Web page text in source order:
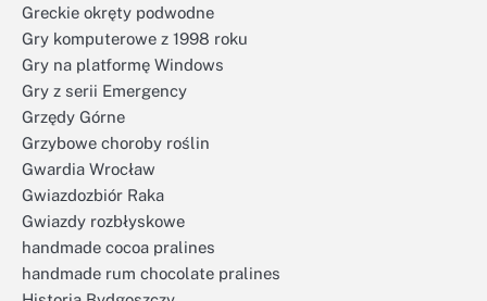
Greckie okręty podwodne
Gry komputerowe z 1998 roku
Gry na platformę Windows
Gry z serii Emergency
Grzędy Górne
Grzybowe choroby roślin
Gwardia Wrocław
Gwiazdozbiór Raka
Gwiazdy rozbłyskowe
handmade cocoa pralines
handmade rum chocolate pralines